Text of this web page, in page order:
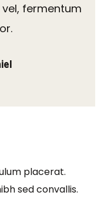
fermentum
placerat.
sed convallis.